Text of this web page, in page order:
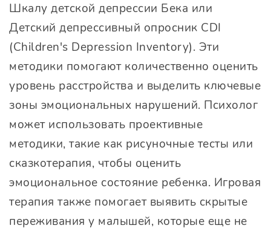
Шкалу детской депрессии Бека или
Детский депрессивный опросник CDI
(Children's Depression Inventory). Эти
методики помогают количественно оценить
уровень расстройства и выделить ключевые
зоны эмоциональных нарушений. Психолог
может использовать проективные
методики, такие как рисуночные тесты или
сказкотерапия, чтобы оценить
эмоциональное состояние ребенка. Игровая
терапия также помогает выявить скрытые
переживания у малышей, которые еще не